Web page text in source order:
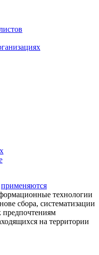
применяются
технологии
сбора, систематизации
предпочтениям
на территории